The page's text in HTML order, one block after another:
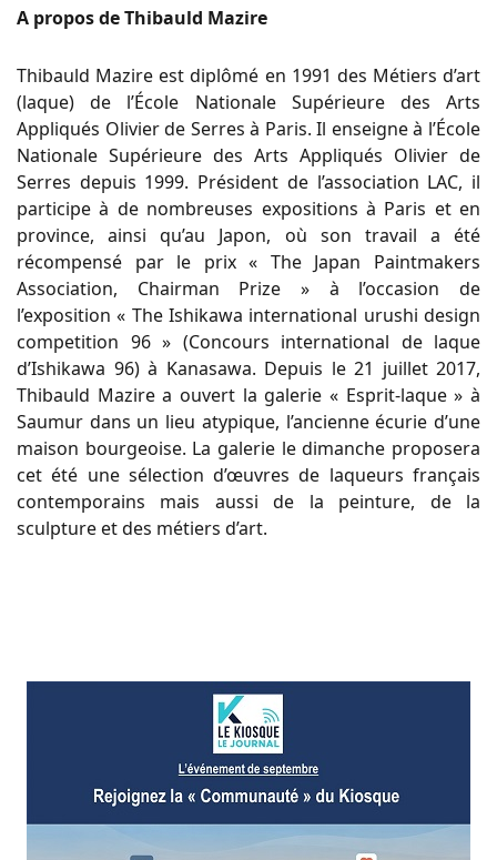
A propos de Thibauld Mazire
Thibauld Mazire est diplômé en 1991 des Métiers d’art
(laque) de l’École Nationale Supérieure des Arts
Appliqués Olivier de Serres à Paris. Il enseigne à l’École
Nationale Supérieure des Arts Appliqués Olivier de
Serres depuis 1999. Président de l’association LAC, il
participe à de nombreuses expositions à Paris et en
province, ainsi qu’au Japon, où son travail a été
récompensé par le prix « The Japan Paintmakers
Association, Chairman Prize » à l’occasion de
l’exposition « The Ishikawa international urushi design
competition 96 » (Concours international de laque
d’Ishikawa 96) à Kanasawa. Depuis le 21 juillet 2017,
Thibauld Mazire a ouvert la galerie « Esprit-laque » à
Saumur dans un lieu atypique, l’ancienne écurie d’une
maison bourgeoise. La galerie le dimanche proposera
cet été une sélection d’œuvres de laqueurs français
contemporains mais aussi de la peinture, de la
sculpture et des métiers d’art.